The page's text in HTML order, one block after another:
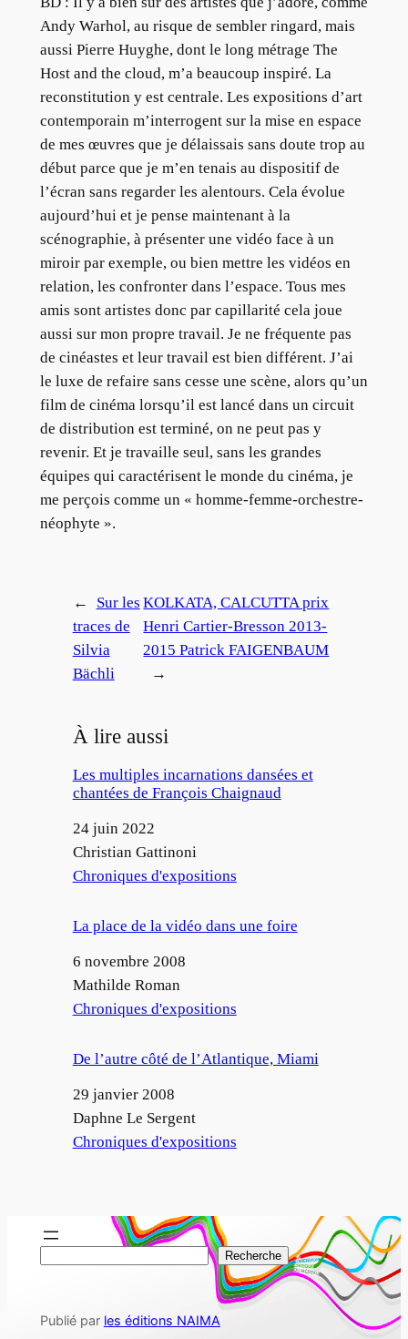
Andy Warhol, au risque de sembler ringard, mais
aussi Pierre Huyghe, dont le long métrage The
Host and the cloud, m’a beaucoup inspiré. La
reconstitution y est centrale. Les expositions d’art
contemporain m’interrogent sur la mise en espace
de mes œuvres que je délaissais sans doute trop au
début parce que je m’en tenais au dispositif de
l’écran sans regarder les alentours. Cela évolue
aujourd’hui et je pense maintenant à la
scénographie, à présenter une vidéo face à un
miroir par exemple, ou bien mettre les vidéos en
relation, les confronter dans l’espace. Tous mes
amis sont artistes donc par capillarité cela joue
aussi sur mon propre travail. Je ne fréquente pas
de cinéastes et leur travail est bien différent. J’ai
le luxe de refaire sans cesse une scène, alors qu’un
film de cinéma lorsqu’il est lancé dans un circuit
de distribution est terminé, on ne peut pas y
revenir. Et je travaille seul, sans les grandes
équipes qui caractérisent le monde du cinéma, je
me perçois comme un « homme-femme-orchestre-
néophyte ».
←
Sur les
traces de
Silvia
Bächli
KOLKATA, CALCUTTA prix
Henri Cartier-Bresson 2013-
2015 Patrick FAIGENBAUM
→
À lire aussi
Les multiples incarnations dansées et
chantées de François Chaignaud
Date
24 juin 2022
Auteur
Christian Gattinoni
Par rapport à
Chroniques d'expositions
La place de la vidéo dans une foire
Date
6 novembre 2008
Auteur
Mathilde Roman
Par rapport à
Chroniques d'expositions
De l’autre côté de l’Atlantique, Miami
Date
29 janvier 2008
Auteur
Daphne Le Sergent
Par rapport à
Chroniques d'expositions
h
Recherche
Publié par les éditions NAIMA